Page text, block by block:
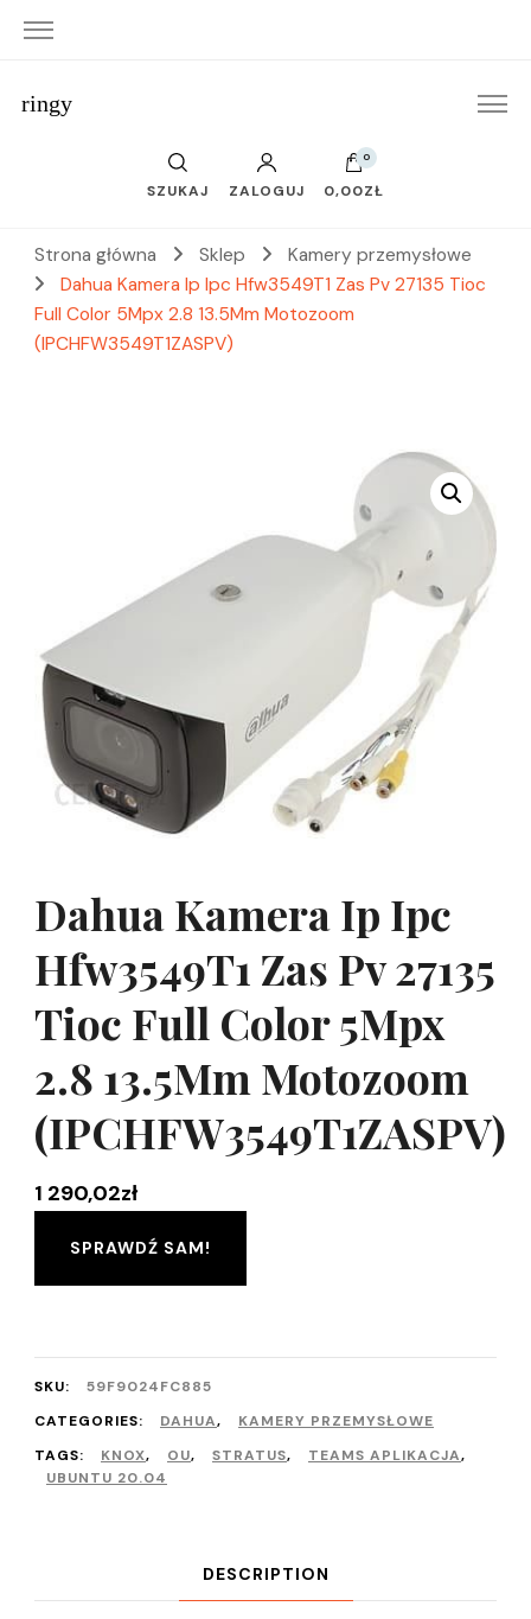
ringy
SZUKAJ ZALOGUJ
0
0,00ZŁ
Strona główna Sklep
Kamery przemysłowe
Dahua Kamera Ip Ipc Hfw3549T1 Zas Pv 27135 Tioc
Full Color 5Mpx 2.8 13.5Mm Motozoom
(IPCHFW3549T1ZASPV)
Dahua Kamera Ip Ipc
Hfw3549T1 Zas Pv 27135
Tioc Full Color 5Mpx
2.8 13.5Mm Motozoom
(IPCHFW3549T1ZASPV)
1 290,02zł
SPRAWDŹ SAM!
SKU:
59F9024FC885
CATEGORIES:
DAHUA,
KAMERY PRZEMYSŁOWE
TAGS:
KNOX, OU, STRATUS, TEAMS APLIKACJA,
UBUNTU 20.04
DESCRIPTION